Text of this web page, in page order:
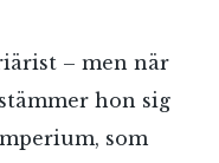
– men när
hon sig
som